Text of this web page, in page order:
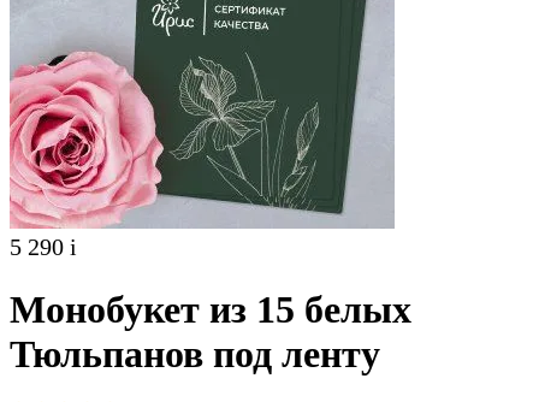
5 290 i
Монобукет из 15 белых
Тюльпанов под ленту